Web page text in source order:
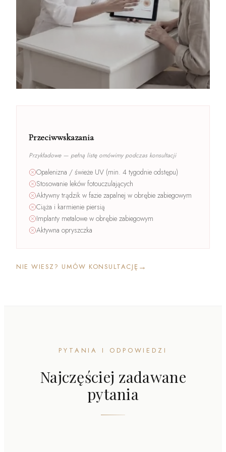
Przeciwwskazania
Przykładowe — pełną listę omówimy podczas konsultacji
Opalenizna / świeże UV (min. 4 tygodnie odstępu)
Stosowanie leków fotouczulających
Aktywny trądzik w fazie zapalnej w obrębie zabiegowym
Ciąża i karmienie piersią
Implanty metalowe w obrębie zabiegowym
Aktywna opryszczka
NIE WIESZ? UMÓW KONSULTACJĘ →
PYTANIA I ODPOWIEDZI
Najczęściej zadawane
pytania